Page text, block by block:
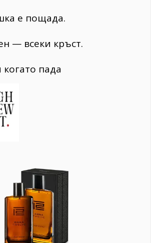
е пощада.
— всеки кръст.
пада